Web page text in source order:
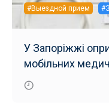
#Выездной прием
У Запоріжжі
мобільних